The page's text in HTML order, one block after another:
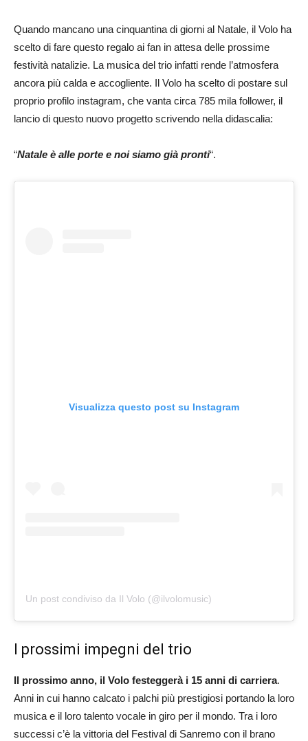
Quando mancano una cinquantina di giorni al Natale, il Volo ha
scelto di fare questo regalo ai fan in attesa delle prossime
festività natalizie. La musica del trio infatti rende l’atmosfera
ancora più calda e accogliente. Il Volo ha scelto di postare sul
proprio profilo instagram, che vanta circa 785 mila follower, il
lancio di questo nuovo progetto scrivendo nella didascalia:
“Natale è alle porte e noi siamo già pronti“.
Visualizza questo post su Instagram
Un post condiviso da Il Volo (@ilvolomusic)
I prossimi impegni del trio
Il prossimo anno, il Volo festeggerà i 15 anni di carriera.
Anni in cui hanno calcato i palchi più prestigiosi portando la loro
musica e il loro talento vocale in giro per il mondo. Tra i loro
successi c’è la vittoria del Festival di Sanremo con il brano